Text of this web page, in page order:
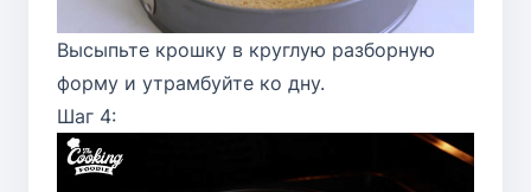
Высыпьте крошку в круглую разборную
форму и утрамбуйте ко дну.
Шаг 4: